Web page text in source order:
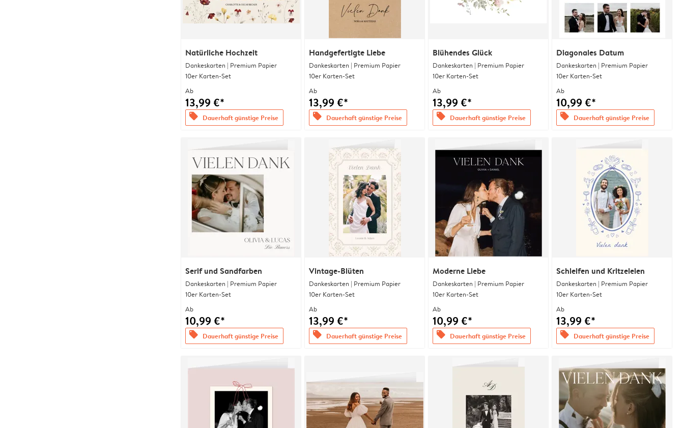
Natürliche Hochzeit
Dankeskarten | Premium Papier
10er Karten-Set
Ab
13,99 €*
offers Dauerhaft günstige Preise
Handgefertigte Liebe
Dankeskarten | Premium Papier
10er Karten-Set
Ab
13,99 €*
offers Dauerhaft günstige Preise
Blühendes Glück
Dankeskarten | Premium Papier
10er Karten-Set
Ab
13,99 €*
offers Dauerhaft günstige Preise
Diagonales Datum
Dankeskarten | Premium Papier
10er Karten-Set
Ab
10,99 €*
offers Dauerhaft günstige Preise
Serif und Sandfarben
Dankeskarten | Premium Papier
10er Karten-Set
Ab
10,99 €*
offers Dauerhaft günstige Preise
Vintage-Blüten
Dankeskarten | Premium Papier
10er Karten-Set
Ab
13,99 €*
offers Dauerhaft günstige Preise
Moderne Liebe
Dankeskarten | Premium Papier
10er Karten-Set
Ab
10,99 €*
offers Dauerhaft günstige Preise
Schleifen und Kritzeleien
Dankeskarten | Premium Papier
10er Karten-Set
Ab
13,99 €*
offers Dauerhaft günstige Preise